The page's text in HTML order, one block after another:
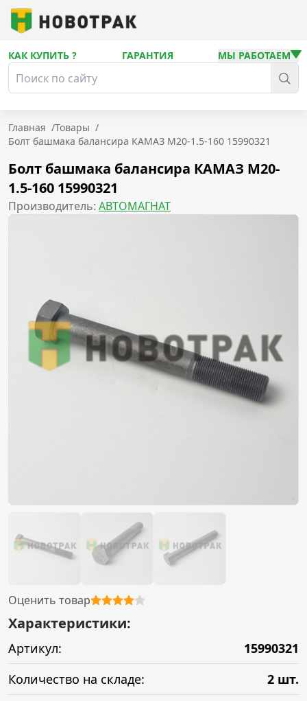
КАК КУПИТЬ ? ГАРАНТИЯ МЫ РАБОТАЕМ
Главная /Товары /
Болт башмака балансира КАМАЗ М20-1.5-160 15990321
Болт башмака балансира КАМАЗ М20-
1.5-160 15990321
Производитель: АВТОМАГНАТ
Оценить товар
Характеристики:
Артикул:
15990321
Количество на складе:
2 шт.